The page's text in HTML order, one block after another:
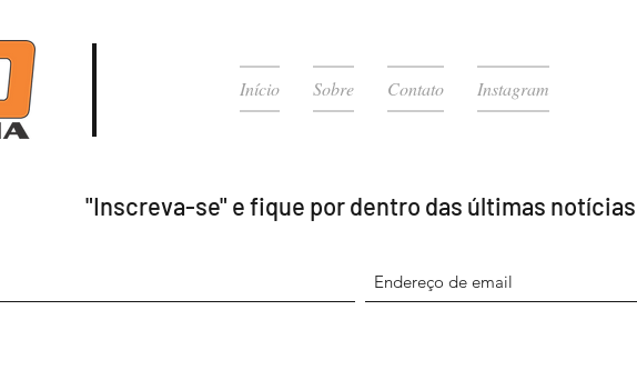
Início Sobre Contato Instagram
"Inscreva-se" e fique por dentro das últimas